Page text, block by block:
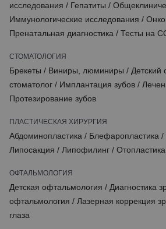
исследования / Гепатиты /
Иммунологические исследования /
Пренатальная диагностика / Тесты на
СТОМАТОЛОГИЯ
Брекеты / Виниры, люминиры / Детский
стоматолог / Имплантация зубов /
Протезирование зубов
ПЛАСТИЧЕСКАЯ ХИРУРГИЯ
Абдоминопластика / Блефаропластика /
Липосакция / Липофилинг / Отопластика
ОФТАЛЬМОЛОГИЯ
Детская офтальмология / Диагностика
офтальмология / Лазерная коррекция
глаза